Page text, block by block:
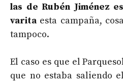
las de Rubén Jiménez
varita esta campaña,
tampoco.
El caso es que el
que no estaba saliendo